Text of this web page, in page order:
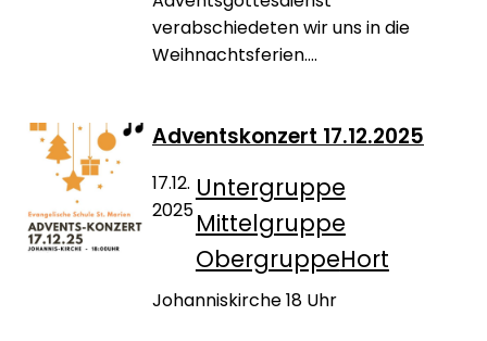
verabschiedeten wir uns in die
Weihnachtsferien....
Adventskonzert 17.12.2025
17.12.
2025
Untergruppe
Mittelgruppe
ObergruppeHort
Johanniskirche 18 Uhr